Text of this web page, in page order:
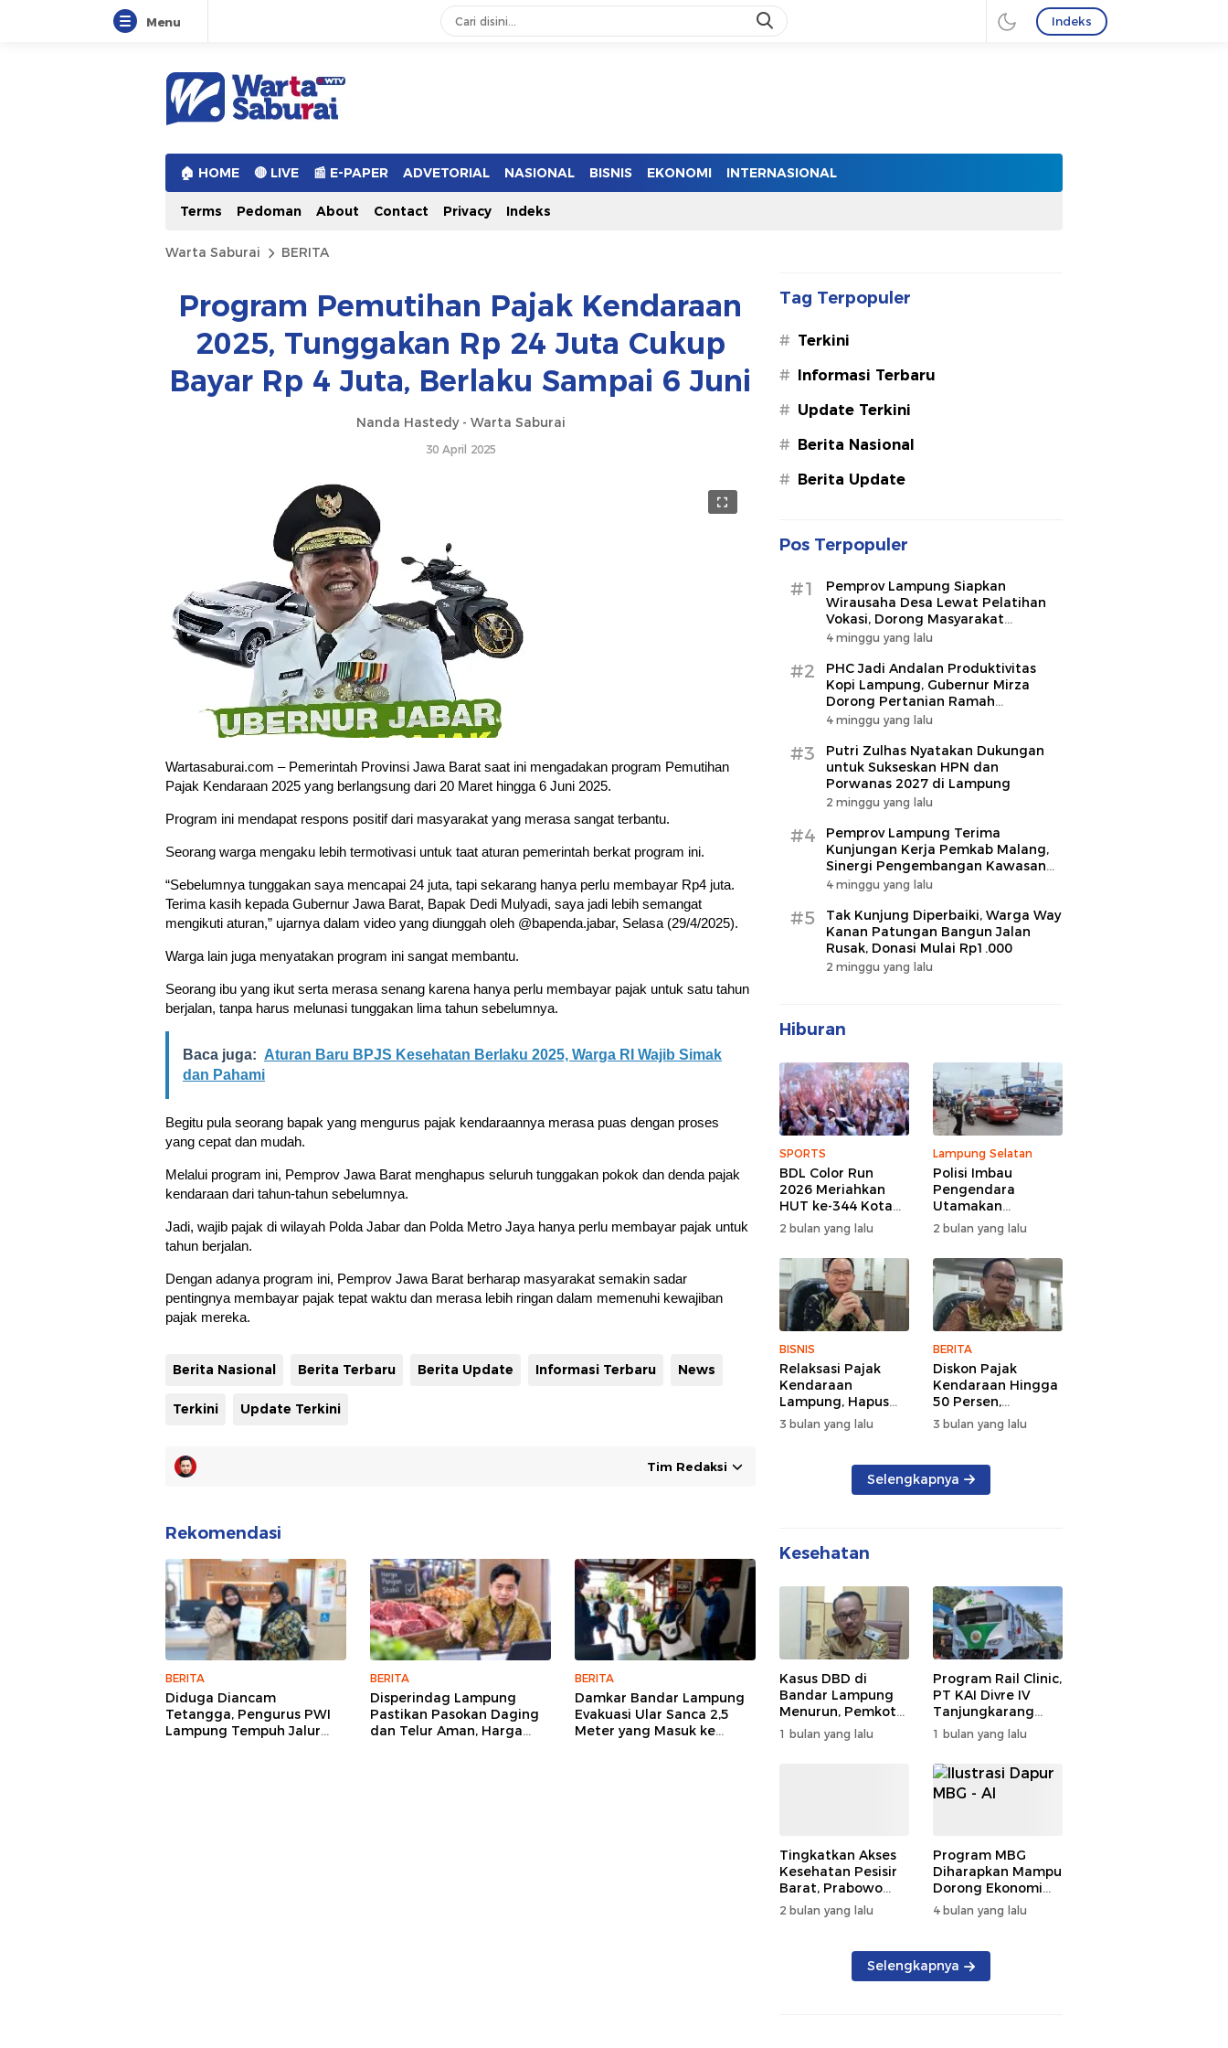
Menu Indeks
Warta Saburai
Sumber Informasi Terkini
🏠︎ HOME 🔴 LIVE 📰 E-PAPER ADVETORIAL NASIONAL BISNIS EKONOMI INTERNASIONAL
Terms Pedoman About Contact Privacy Indeks
Warta Saburai BERITA
Program Pemutihan Pajak Kendaraan
2025, Tunggakan Rp 24 Juta Cukup
Bayar Rp 4 Juta, Berlaku Sampai 6 Juni
Nanda Hastedy - Warta Saburai
30 April 2025
Wartasaburai.com – Pemerintah Provinsi Jawa Barat saat ini mengadakan program Pemutihan
Pajak Kendaraan 2025 yang berlangsung dari 20 Maret hingga 6 Juni 2025.
Program ini mendapat respons positif dari masyarakat yang merasa sangat terbantu.
Seorang warga mengaku lebih termotivasi untuk taat aturan pemerintah berkat program ini.
“Sebelumnya tunggakan saya mencapai 24 juta, tapi sekarang hanya perlu membayar Rp4 juta.
Terima kasih kepada Gubernur Jawa Barat, Bapak Dedi Mulyadi, saya jadi lebih semangat
mengikuti aturan,” ujarnya dalam video yang diunggah oleh @bapenda.jabar, Selasa (29/4/2025).
Warga lain juga menyatakan program ini sangat membantu.
Seorang ibu yang ikut serta merasa senang karena hanya perlu membayar pajak untuk satu tahun
berjalan, tanpa harus melunasi tunggakan lima tahun sebelumnya.
Baca juga: Aturan Baru BPJS Kesehatan Berlaku 2025, Warga RI Wajib Simak
dan Pahami
Begitu pula seorang bapak yang mengurus pajak kendaraannya merasa puas dengan proses
yang cepat dan mudah.
Melalui program ini, Pemprov Jawa Barat menghapus seluruh tunggakan pokok dan denda pajak
kendaraan dari tahun-tahun sebelumnya.
Jadi, wajib pajak di wilayah Polda Jabar dan Polda Metro Jaya hanya perlu membayar pajak untuk
tahun berjalan.
Dengan adanya program ini, Pemprov Jawa Barat berharap masyarakat semakin sadar
pentingnya membayar pajak tepat waktu dan merasa lebih ringan dalam memenuhi kewajiban
pajak mereka.
Berita Nasional Berita Terbaru Berita Update Informasi Terbaru News
Terkini Update Terkini
Tim Redaksi
Rekomendasi
BERITA
Diduga Diancam
Tetangga, Pengurus PWI
Lampung Tempuh Jalur
BERITA
Disperindag Lampung
Pastikan Pasokan Daging
dan Telur Aman, Harga
BERITA
Damkar Bandar Lampung
Evakuasi Ular Sanca 2,5
Meter yang Masuk ke
Tag Terpopuler
# Terkini
# Informasi Terbaru
# Update Terkini
# Berita Nasional
# Berita Update
Pos Terpopuler
#1
Pemprov Lampung Siapkan
Wirausaha Desa Lewat Pelatihan
Vokasi, Dorong Masyarakat
Ciptakan Lapangan Kerja
4 minggu yang lalu
#2
PHC Jadi Andalan Produktivitas
Kopi Lampung, Gubernur Mirza
Dorong Pertanian Ramah
Lingkungan
4 minggu yang lalu
#3
Putri Zulhas Nyatakan Dukungan
untuk Sukseskan HPN dan
Porwanas 2027 di Lampung
2 minggu yang lalu
#4
Pemprov Lampung Terima
Kunjungan Kerja Pemkab Malang,
Sinergi Pengembangan Kawasan
Industri dan Investasi
4 minggu yang lalu
#5
Tak Kunjung Diperbaiki, Warga Way
Kanan Patungan Bangun Jalan
Rusak, Donasi Mulai Rp1.000
2 minggu yang lalu
Hiburan
SPORTS
BDL Color Run
2026 Meriahkan
HUT ke-344 Kota
Bandar Lampung,
Wujud Semangat
Sehat dan
Kebersamaan
2 bulan yang lalu
Lampung Selatan
Polisi Imbau
Pengendara
Utamakan
Keselamatan di
Tengah Kepadatan
Lalu Lintas Pagi
Hari
2 bulan yang lalu
BISNIS
Relaksasi Pajak
Kendaraan
Lampung, Hapus
Denda dan Beri
Diskon BBN
3 bulan yang lalu
BERITA
Diskon Pajak
Kendaraan Hingga
50 Persen,
Lampung Genjot
Mutasi Kendaraan
3 bulan yang lalu
Selengkapnya
Kesehatan
Kasus DBD di
Bandar Lampung
Menurun, Pemkot
Genjot PSN
Wujudkan Nol
1 bulan yang lalu
Program Rail Clinic,
PT KAI Divre IV
Tanjungkarang
Beri Layanan
Kesehatan Gratis
250 Warga
1 bulan yang lalu
Tingkatkan Akses
Kesehatan Pesisir
Barat, Prabowo
Resmikan RSUD KH
Muhammad Thohir
2 bulan yang lalu
Program MBG
Diharapkan Mampu
Dorong Ekonomi
Daerah, DPRD
Lampung Tekankan
Produk Lokal
4 bulan yang lalu
Selengkapnya